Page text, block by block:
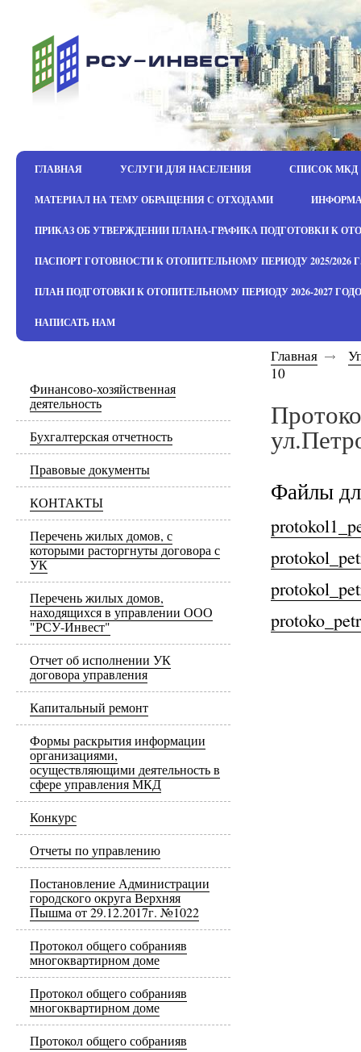
ГЛАВНАЯ УСЛУГИ ДЛЯ НАСЕЛЕНИЯ СПИСОК МКД
МАТЕРИАЛ НА ТЕМУ ОБРАЩЕНИЯ С ОТХОДАМИ
ПРИКАЗ ОБ УТВЕРЖДЕНИИ ПЛАНА-ГРАФИКА ПОДГОТОВКИ К
ПАСПОРТ ГОТОВНОСТИ К ОТОПИТЕЛЬНОМУ ПЕРИОДУ 2025/2026
ПЛАН ПОДГОТОВКИ К ОТОПИТЕЛЬНОМУ ПЕРИОДУ 2026-2027
НАПИСАТЬ НАМ
Финансово-хозяйственная
деятельность
Бухгалтерская отчетность
Правовые документы
КОНТАКТЫ
Перечень жилых домов, с
которыми расторгнуты договора с
УК
Перечень жилых домов,
находящихся в управлении ООО
"РСУ-Инвест"
Отчет об исполнении УК
договора управления
Капитальный ремонт
Формы раскрытия информации
организациями,
осуществляющими деятельность в
сфере управления МКД
Конкурс
Отчеты по управлению
Постановление Администрации
городского округа Верхняя
Пышма от 29.12.2017г. №1022
Протокол общего собранияв
многоквартирном доме
Протокол общего собранияв
многоквартирном доме
Протокол общего собранияв
Главная
10
Файлы